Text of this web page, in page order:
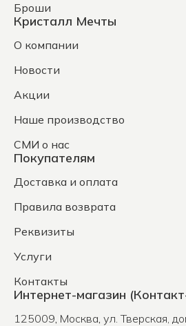
Броши
Кристалл Мечты
О компании
Новости
Акции
Наше производство
СМИ о нас
Покупателям
Доставка и оплата
Правила возврата
Реквизиты
Услуги
Контакты
Интернет-магазин
125009, Москва, ул. Тверская,